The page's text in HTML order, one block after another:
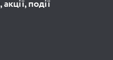
події